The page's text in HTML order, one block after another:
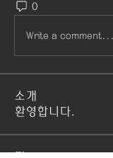
0
Write a comment...
소개
환영합니다.